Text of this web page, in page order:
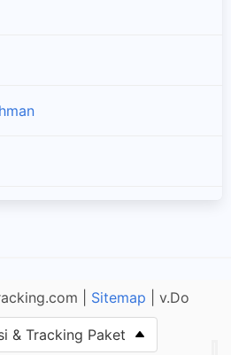
| Sitemap | v.Do
& Tracking Paket